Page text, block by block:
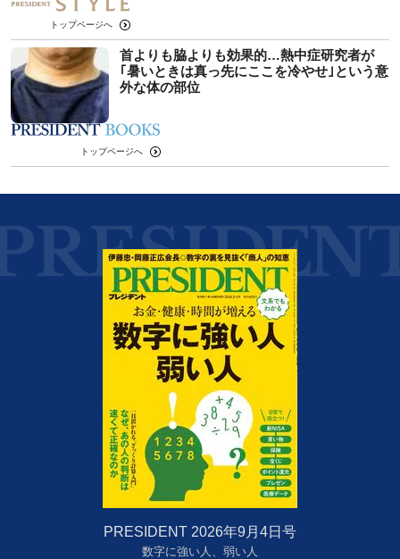
トップページへ
首よりも脇よりも効果的…熱中症研究者が
｢暑いときは真っ先にここを冷やせ｣という意
外な体の部位
トップページへ
PRESIDENT 2026年9月4日号
数字に強い人、弱い人